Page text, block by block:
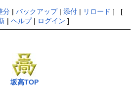
分| バックアップ| 添付| リロード ] [
| ヘルプ| ログイン ]
坂高TOP